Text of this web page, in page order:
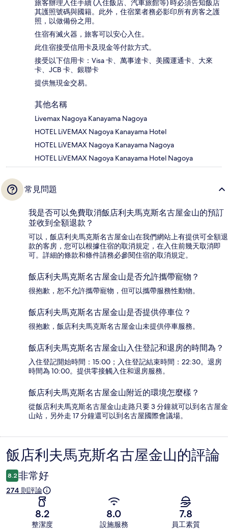
旅客辦理入住手續 (入住飯店、汽車旅館等) 時必須告知飯店
其護照號碼與國籍。此外，住宿業者務必影印所有房客之護
照，以做備份之用。
住宿有滅火器，旅客可以安心入住。
此住宿接受信用卡及現金等付款方式。
接受以下信用卡：Visa 卡、萬事達卡、美國運通卡、大來
卡、JCB 卡、銀聯卡
提供無現金交易。
其他名稱
Livemax Nagoya Kanayama Nagoya
HOTEL LiVEMAX Nagoya Kanayama Hotel
HOTEL LiVEMAX Nagoya Kanayama Nagoya
HOTEL LiVEMAX Nagoya Kanayama Hotel Nagoya
常見問題
我是否可以免費取消飯店利夫馬克斯名古屋金山的預訂
並收到全額退款？
可以，飯店利夫馬克斯名古屋金山在我們網站上有提供可全額退
款的客房，您可以根據住宿的取消規定，在入住前幾天取消即
可。詳細的條款和條件請務必參閱住宿的取消規定。
飯店利夫馬克斯名古屋金山是否允許攜帶寵物？
很抱歉，恕不允許攜帶寵物，但可以攜帶服務性動物。
飯店利夫馬克斯名古屋金山是否提供停車位？
很抱歉，飯店利夫馬克斯名古屋金山未提供停車服務。
飯店利夫馬克斯名古屋金山入住登記和退房的時間為？
入住登記開始時間：15:00；入住登記結束時間：22:30。退房
時間為 10:00。提供零接觸入住和退房服務。
飯店利夫馬克斯名古屋金山附近的環境怎麼樣？
從飯店利夫馬克斯名古屋金山走路只要 3 分鐘就可以到名古屋金
山站，另外走 17 分鐘還可以到名古屋國際會議場。
評
論
飯店利夫馬克斯名古屋金山的評論
8.2 非常好
274 則評論
8.2
整潔度
8.0
設施服務
7.8
員工素質